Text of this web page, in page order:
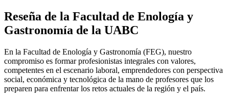
Reseña de la Facultad de Enología y
Gastronomía de la UABC
En la Facultad de Enología y Gastronomía (FEG), nuestro
compromiso es formar profesionistas integrales con valores,
competentes en el escenario laboral, emprendedores con perspectiva
social, económica y tecnológica de la mano de profesores que los
preparen para enfrentar los retos actuales de la región y el país.